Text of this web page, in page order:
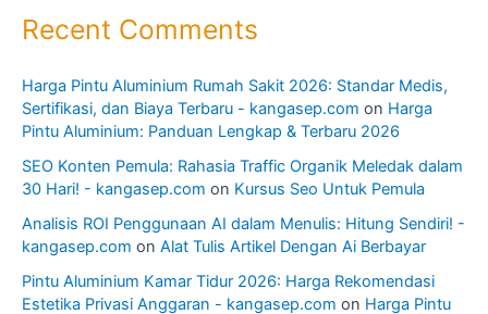
Recent Comments
Harga Pintu Aluminium Rumah Sakit 2026: Standar Medis,
Sertifikasi, dan Biaya Terbaru - kangasep.com on Harga
Pintu Aluminium: Panduan Lengkap & Terbaru 2026
SEO Konten Pemula: Rahasia Traffic Organik Meledak dalam
30 Hari! - kangasep.com on Kursus Seo Untuk Pemula
Analisis ROI Penggunaan AI dalam Menulis: Hitung Sendiri! -
kangasep.com on Alat Tulis Artikel Dengan Ai Berbayar
Pintu Aluminium Kamar Tidur 2026: Harga Rekomendasi
Estetika Privasi Anggaran - kangasep.com on Harga Pintu